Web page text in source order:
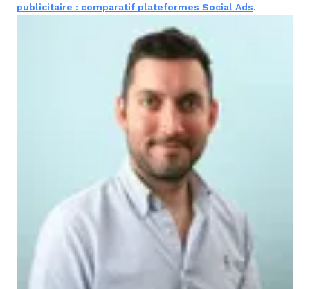
publicitaire : comparatif plateformes Social Ads.